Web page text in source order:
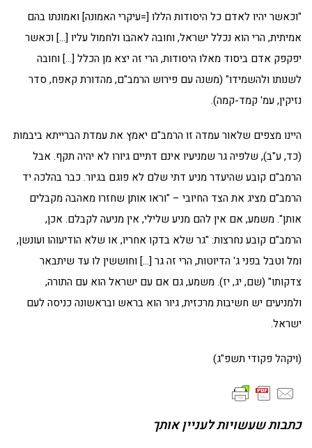
"וכאשר יהיו לאדם כל היסודות הללו [=עיקרי האמונה] ואמונתו בהם
אמיתית, הרי הוא נכלל ישראל, וחובה לאהבו ולחמול עליו […] וכאשר
יפקפק אדם ביסוד מאלו היסודות, הרי זה יצא מן הכלל […] וחובה
לשנותו ולהשמידו" (משנה עם פירוש הרמב"ם, מהדורת קאפח, סדר
נזיקין, עמ' קמד-קמה).
היינו מצפים שלאור עמדה זו הרמב"ם יאמץ את עמדת הברייתא ביבמות
(כד, ע"ב), שלפיה גר שמניעיו אינם דתיים גיורו לא יהיה תקף. אבל
הרמב"ם קובע שהיעדר מניע דתי שלם לא פוגם בגיור. כבר בהלכה יד
הרמב"ם מציג את הצד החיובי – "וראו אותן שחזרו מאהבה מקבלים
אותן". משמע, אם אין להם מניע שלילי, אין מניעה לקבלם. אכן,
הרמב"ם קובע נחרצות: "גר שלא בדקו אחריו, או שלא הודיעוהו ועונשן,
ומל וטבל בפני ג' הדיוטות, הרי זה גר […] וחוששין לו עד שיתבאר
צדקותו" (שם, יג, יז). משמע, גם אם עם ישראל הוא עם התורה,
ולמניעים יש חשיבות מרכזית, גיור הוא בראש ובראשונה כניסה לעם
ישראל.
(ויקהל פקודי תשפ"ג)
כתבות שעשויות לעניין אותך